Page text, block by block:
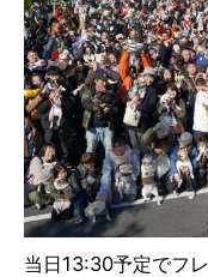
当日13:30予定でフ